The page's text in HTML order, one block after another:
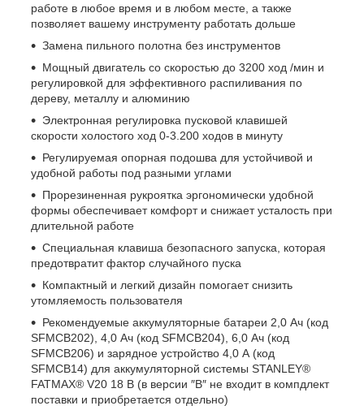
работе в любое время и в любом месте, а также
позволяет вашему инструменту работать дольше
Замена пильного полотна без инструментов
Мощный двигатель со скоростью до 3200 ход /мин и
регулировкой для эффективного распиливания по
дереву, металлу и алюминию
Электронная регулировка пусковой клавишей
скорости холостого ход 0-3.200 ходов в минуту
Регулируемая опорная подошва для устойчивой и
удобной работы под разными углами
Прорезиненная рукроятка эргономически удобной
формы обеспечивает комфорт и снижает усталость при
длительной работе
Специальная клавиша безопасного запуска, которая
предотвратит фактор случайного пуска
Компактный и легкий дизайн помогает снизить
утомляемость пользователя
Рекомендуемые аккумуляторные батареи 2,0 Ач (код
SFMCB202), 4,0 Ач (код SFMCB204), 6,0 Ач (код
SFMCB206) и зарядное устройство 4,0 А (код
SFMCB14) для аккумуляторной системы STANLEY®
FATMAX® V20 18 В (в версии ″В″ не входит в компдлект
поставки и приобретается отдельно)